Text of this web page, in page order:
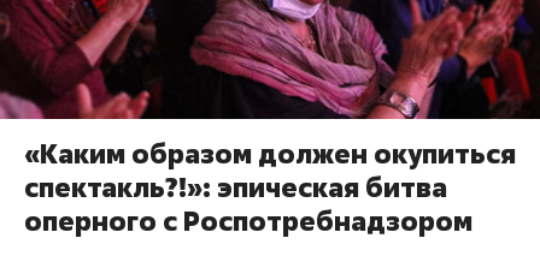
«Каким образом должен окупиться
спектакль?!»: эпическая битва
оперного с Роспотребнадзором